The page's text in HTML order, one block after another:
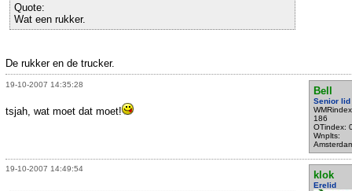
Quote:
Wat een rukker.
De rukker en de trucker.
19-10-2007 14:35:28
Bell
Senior lid
186
OTindex:
Wnplts:
tsjah, wat moet dat moet!
19-10-2007 14:49:54
klok
Erelid